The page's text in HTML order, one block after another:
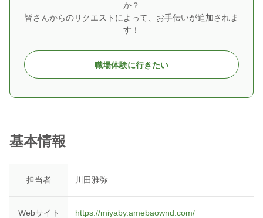
か？
皆さんからのリクエストによって、お手伝いが追加されま
す！
職場体験に行きたい
基本情報
担当者 川田雅弥
Webサイト https://miyaby.amebaownd.com/